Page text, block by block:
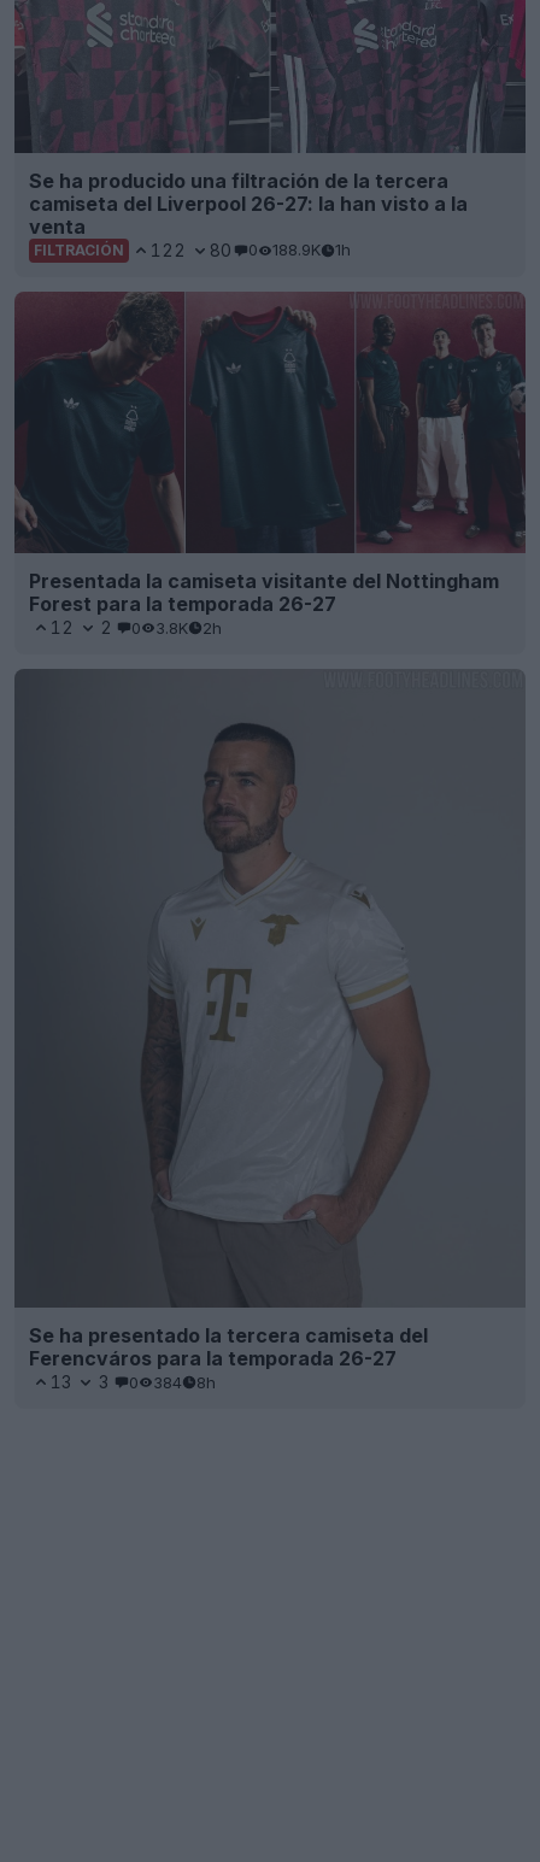
Se ha producido una filtración de la tercera
camiseta del Liverpool 26-27: la han visto a la
venta
FILTRACIÓN 122 80 0 188.9K 1h
Presentada la camiseta visitante del Nottingham
Forest para la temporada 26-27
12 2 0 3.8K 2h
Se ha presentado la tercera camiseta del
Ferencváros para la temporada 26-27
13 3 0 384 8h